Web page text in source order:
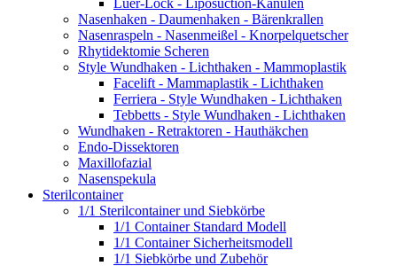
Luer-Lock - Liposuction-Kanülen
Nasenhaken - Daumenhaken - Bärenkrallen
Nasenraspeln - Nasenmeißel - Knorpelquetscher
Rhytidektomie Scheren
Style Wundhaken - Lichthaken - Mammoplastik
Facelift - Mammaplastik - Lichthaken
Ferriera - Style Wundhaken - Lichthaken
Tebbetts - Style Wundhaken - Lichthaken
Wundhaken - Retraktoren - Hauthäkchen
Endo-Dissektoren
Maxillofazial
Nasenspekula
Sterilcontainer
1/1 Sterilcontainer und Siebkörbe
1/1 Container Standard Modell
1/1 Container Sicherheitsmodell
1/1 Siebkörbe und Zubehör